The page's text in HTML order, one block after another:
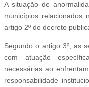
A situação de
municípios relacionados
artigo 2º do decreto
Segundo o artigo 3º, as
com atuação
necessárias ao
responsabilidade